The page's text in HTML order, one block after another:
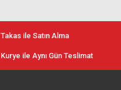
Takas ile Satın Alma
Kurye ile Aynı Gün Teslimat